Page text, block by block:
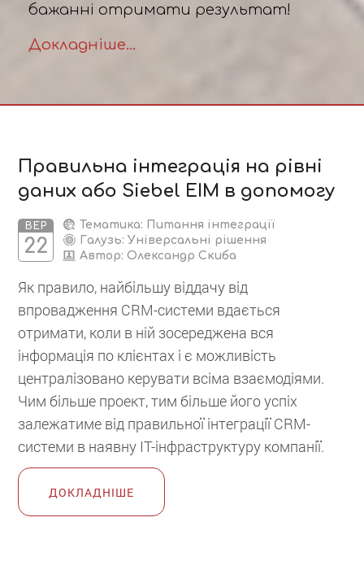
бажанні отримати результат!
Докладніше...
Правильна інтеграція на рівні
даних або Siebel EIM в допомогу
ВЕР
22
Тематика: Питання інтеграції
Галузь: Універсальні рішення
Автор:Олександр Скиба
Як правило, найбільшу віддачу від
впровадження CRM-системи вдається
отримати, коли в ній зосереджена вся
інформація по клієнтах і є можливість
централізовано керувати всіма взаємодіями.
Чим більше проект, тим більше його успіх
залежатиме від правильної інтеграції CRM-
системи в наявну ІТ-інфраструктуру компанії.
ДОКЛАДНІШЕ